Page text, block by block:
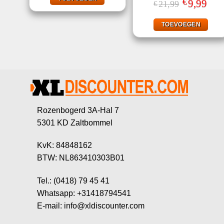
4.75 uit 5
€21,99
prijs
€21,99.
9,99
€9,99.
TOEVOEGEN
Rozenbogerd 3A-Hal 7
5301 KD Zaltbommel
KvK: 84848162
BTW: NL863410303B01
Tel.: (0418) 79 45 41
Whatsapp: +31418794541
E-mail: info@xldiscounter.com